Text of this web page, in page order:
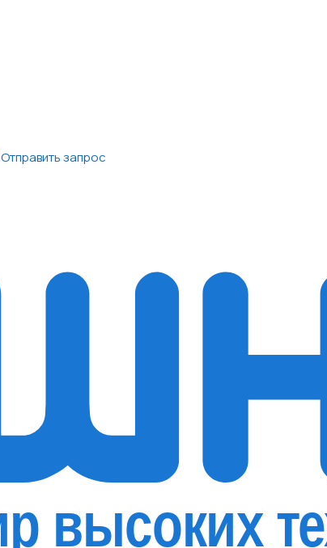
Отправить запрос